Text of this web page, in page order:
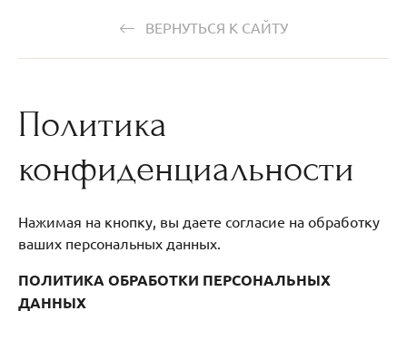
ВЕРНУТЬСЯ К САЙТУ
Политика
конфиденциальности
Нажимая на кнопку, вы даете согласие на обработку
ваших персональных данных.
ПОЛИТИКА ОБРАБОТКИ ПЕРСОНАЛЬНЫХ
ДАННЫХ